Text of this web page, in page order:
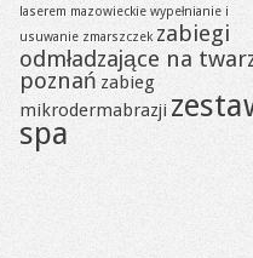
laserem mazowieckie wypełnianie i
usuwanie zmarszczek zabiegi
odmładzające na
poznań zabieg
mikrodermabrazji
spa